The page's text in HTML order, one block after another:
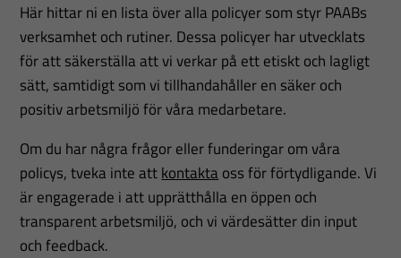
Här hittar ni en lista över alla policyer som styr PAABs
verksamhet och rutiner. Dessa policyer har utvecklats
för att säkerställa att vi verkar på ett etiskt och lagligt
sätt, samtidigt som vi tillhandahåller en säker och
positiv arbetsmiljö för våra medarbetare.
Om du har några frågor eller funderingar om våra
policys, tveka inte attkontakta oss för förtydligande. Vi
är engagerade i att upprätthålla en öppen och
transparent arbetsmiljö, och vi värdesätter din input
och feedback.